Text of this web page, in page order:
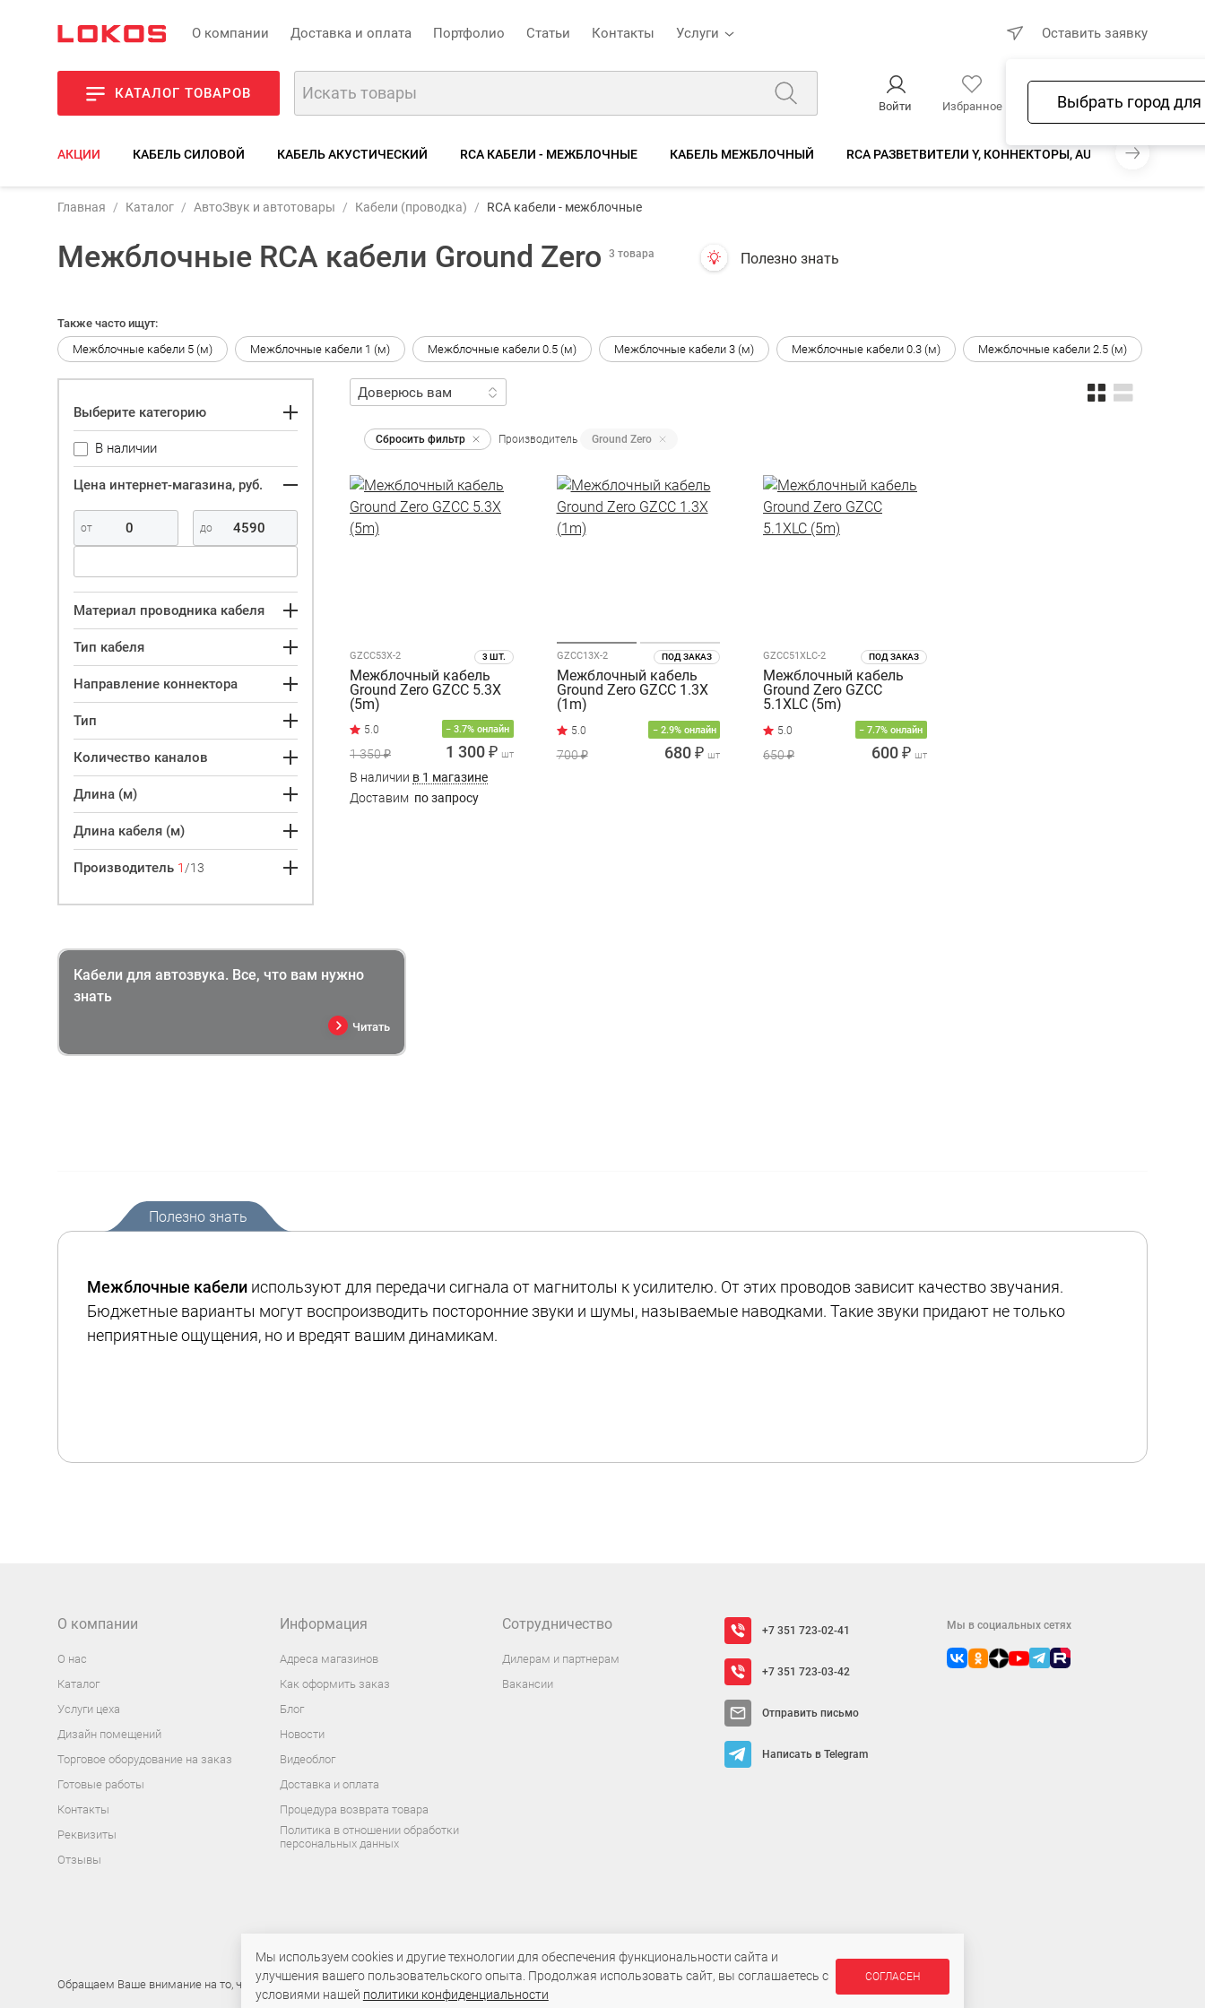
О компании Доставка и оплата Портфолио Статьи Контакты Услуги
Выбрать город
Оставить заявку
КАТАЛОГ ТОВАРОВ
Войти Избранное Сравнение Корзина
АКЦИИ КАБЕЛЬ СИЛОВОЙ КАБЕЛЬ АКУСТИЧЕСКИЙ RCA КАБЕЛИ - МЕЖБЛОЧНЫЕ КАБЕЛЬ МЕЖБЛОЧНЫЙ RCA РАЗВЕТВИТЕЛИ Y, КОННЕКТОРЫ, AUX, ВЫНОСНЫЕ
Главная Каталог АвтоЗвук и автотовары Кабели (проводка) RCA кабели - межблочные
Межблочные RCA кабели Ground Zero 3 товара Полезно знать
Также часто ищут:
Межблочные кабели 5 (м)
Межблочные кабели 1 (м) Межблочные кабели 0.5 (м) Межблочные кабели 3 (м) Межблочные кабели 0.3 (м) Межблочные кабели 2.5 (м)
Выберите категорию
В наличии
Цена интернет-магазина, руб.
Материал проводника кабеля
Тип кабеля
Направление коннектора
Тип
Количество каналов
Длина (м)
Длина кабеля (м)
Производитель 1 /13
Сбросить фильтр Производитель Ground Zero
3 ШТ.
GZCC53X-2
Межблочный кабель
Ground Zero GZCC 5.3X
(5m)
− 3.7% онлайн
1 350 ₽ 1 300 ₽ шт
В наличии в 1 магазине
Доставим по запросу
ПОД ЗАКАЗ
GZCC13X-2
Межблочный кабель
Ground Zero GZCC 1.3X
(1m)
− 2.9% онлайн
700 ₽ 680 ₽ шт
ПОД ЗАКАЗ
GZCC51XLC-2
Межблочный кабель
Ground Zero GZCC
5.1XLC (5m)
− 7.7% онлайн
650 ₽ 600 ₽ шт
Кабели для автозвука. Все, что вам нужно
знать
Читать
Полезно знать
Межблочные кабели используют для передачи сигнала от магнитолы к усилителю. От этих проводов зависит качество звучания.
Бюджетные варианты могут воспроизводить посторонние звуки и шумы, называемые наводками. Такие звуки придают не только
неприятные ощущения, но и вредят вашим динамикам.
О компании
О нас
Каталог
Услуги цеха
Дизайн помещений
Торговое оборудование на заказ
Готовые работы
Контакты
Реквизиты
Отзывы
Информация
Адреса магазинов
Как оформить заказ
Блог
Новости
Видеоблог
Доставка и оплата
Процедура возврата товара
Политика в отношении обработки
персональных данных
Сотрудничество
Дилерам и партнерам
Вакансии
+7 351 723-02-41
+7 351 723-03-42
Отправить письмо
Написать в Telegram
Мы в социальных сетях
Обращаем Ваше внимание на то, что данный интернет-сайт носит исключительно информационный характер и ни при каких условиях не является публичной офертой
Мы используем cookies и другие технологии для обеспечения функциональности сайта и
улучшения вашего пользовательского опыта. Продолжая использовать сайт, вы соглашаетесь с
условиями нашей политики конфиденциальности
СОГЛАСЕН